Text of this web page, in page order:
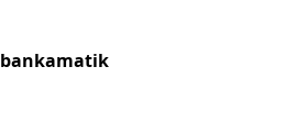
bankamatik